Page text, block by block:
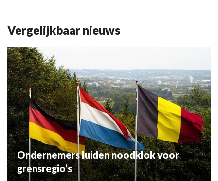
Vergelijkbaar nieuws
Ondernemers luiden noodklok voor
grensregio’s